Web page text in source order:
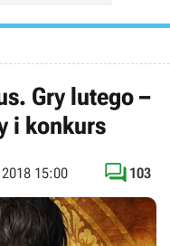
Gry lutego –
i konkurs
15:00  103